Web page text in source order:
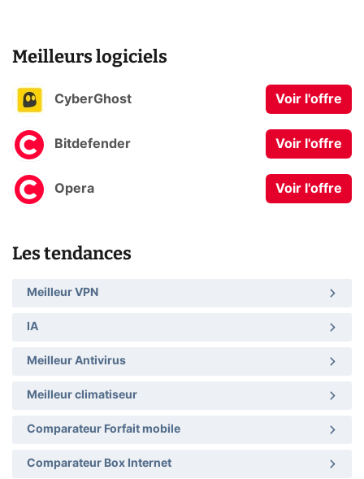
Meilleurs logiciels
CyberGhost Voir l'offre
Bitdefender Voir l'offre
Opera Voir l'offre
Les tendances
Meilleur VPN
IA
Meilleur Antivirus
Meilleur climatiseur
Comparateur Forfait mobile
Comparateur Box Internet